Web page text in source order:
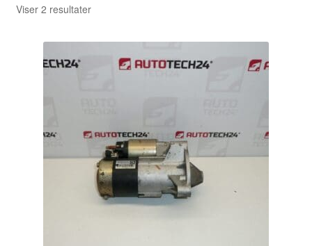
Viser 2 resultaterSorteret
seneste